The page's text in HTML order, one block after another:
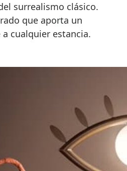
surrealismo clásico.
que aporta un
cualquier estancia.